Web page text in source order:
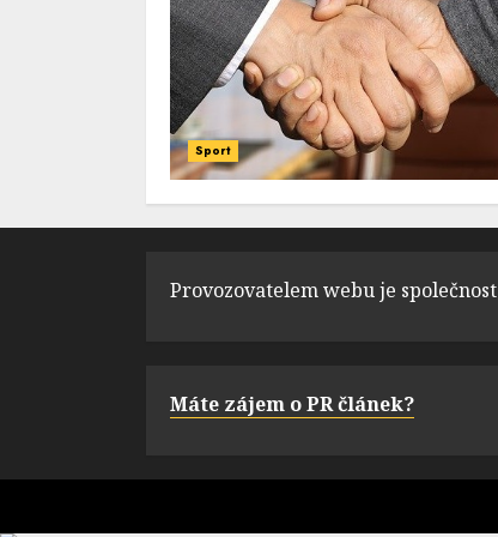
Sport
Provozovatelem webu je společnost
Máte zájem o PR článek?